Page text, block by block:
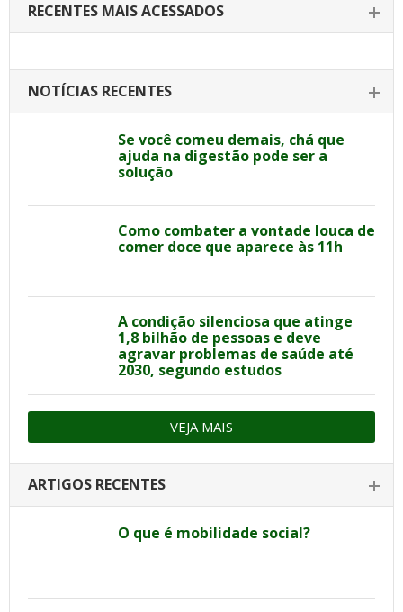
RECENTES MAIS ACESSADOS
NOTÍCIAS RECENTES
Se você comeu demais, chá que
ajuda na digestão pode ser a
solução
Como combater a vontade louca de
comer doce que aparece às 11h
A condição silenciosa que atinge
1,8 bilhão de pessoas e deve
agravar problemas de saúde até
2030, segundo estudos
VEJA MAIS
ARTIGOS RECENTES
O que é mobilidade social?